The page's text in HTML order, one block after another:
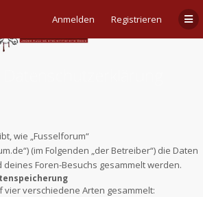
Anmelden Registrieren
wie „Fusselforum“
(im Folgenden „der Betreiber“) die Daten
Foren-Besuchs gesammelt werden.
vier verschiedene Arten gesammelt: